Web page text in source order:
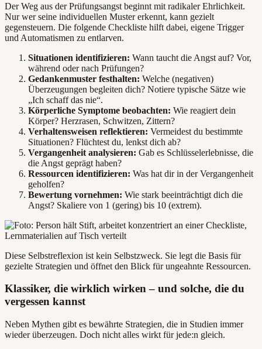
Der Weg aus der Prüfungsangst beginnt mit radikaler Ehrlichkeit.
Nur wer seine individuellen Muster erkennt, kann gezielt
gegensteuern. Die folgende Checkliste hilft dabei, eigene Trigger
und Automatismen zu entlarven.
Situationen identifizieren: Wann taucht die Angst auf? Vor,
während oder nach Prüfungen?
Gedankenmuster festhalten: Welche (negativen)
Überzeugungen begleiten dich? Notiere typische Sätze wie
„Ich schaff das nie“.
Körperliche Symptome beobachten: Wie reagiert dein
Körper? Herzrasen, Schwitzen, Zittern?
Verhaltensweisen reflektieren: Vermeidest du bestimmte
Situationen? Flüchtest du, lenkst dich ab?
Vergangenheit analysieren: Gab es Schlüsselerlebnisse, die
die Angst geprägt haben?
Ressourcen identifizieren: Was hat dir in der Vergangenheit
geholfen?
Bewertung vornehmen: Wie stark beeinträchtigt dich die
Angst? Skaliere von 1 (gering) bis 10 (extrem).
Diese Selbstreflexion ist kein Selbstzweck. Sie legt die Basis für
gezielte Strategien und öffnet den Blick für ungeahnte Ressourcen.
Klassiker, die wirklich wirken – und solche, die du
vergessen kannst
Neben Mythen gibt es bewährte Strategien, die in Studien immer
wieder überzeugen. Doch nicht alles wirkt für jede:n gleich.